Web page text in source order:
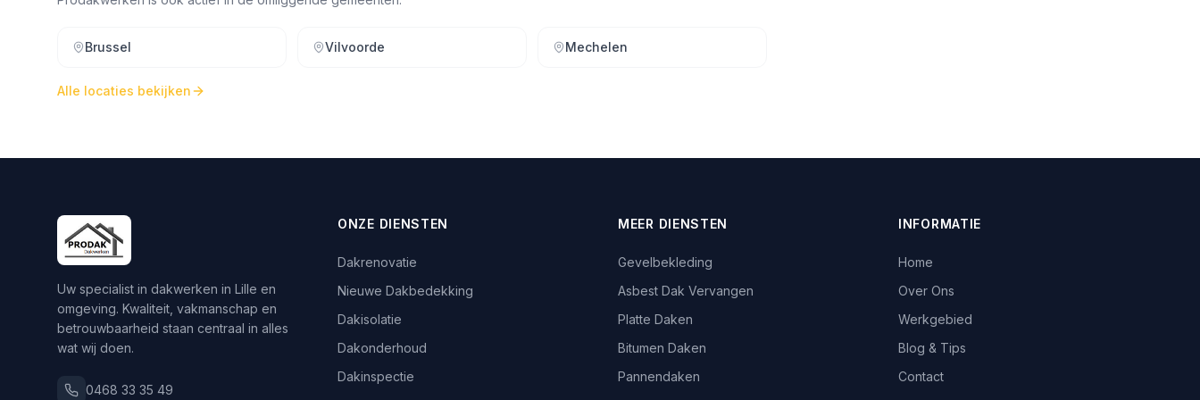
Brussel Vilvoorde Mechelen
Alle locaties bekijken
Uw specialist in dakwerken in Lille en
omgeving. Kwaliteit, vakmanschap en
betrouwbaarheid staan centraal in alles
wat wij doen.
0468 33 35 49
ONZE DIENSTEN
Dakrenovatie
Nieuwe Dakbedekking
Dakisolatie
Dakonderhoud
Dakinspectie
MEER DIENSTEN
Gevelbekleding
Asbest Dak Vervangen
Platte Daken
Bitumen Daken
Pannendaken
INFORMATIE
Home
Over Ons
Werkgebied
Blog & Tips
Contact